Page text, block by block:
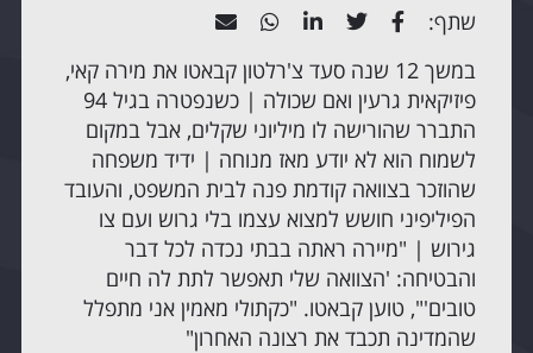
שתף:
במשך 12 שנה סעד צ'רלטון קבאטו את מירה קאי,
פיזיקאית גרעין ואם שכולה | כשנפטרה בגיל 94
התברר שהורישה לו מיליוני שקלים, אבל במקום
לשמוח הוא לא יודע מאז מנוחה | ידיד משפחה
שהוזכר בצוואה קודמת פנה לבית המשפט, והעובד
הפיליפיני חושש למצוא עצמו בלי גרוש ועם צו
גירוש | "מיירה ראתה בבתי נכדה לכל דבר
והבטיחה: 'הצוואה שלי תאפשר לתת לה חיים
טובים'", טוען קבאטו. "כקתולי מאמין אני מתפלל
שהמדינה תכבד את רצונה האחרון"